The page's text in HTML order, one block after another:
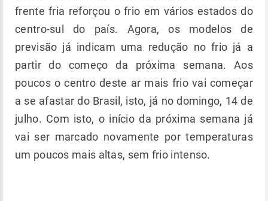
frente fria reforçou o frio em vários estados do
centro-sul do país. Agora, os modelos de
previsão já indicam uma redução no frio já a
partir do começo da próxima semana. Aos
poucos o centro deste ar mais frio vai começar
a se afastar do Brasil, isto, já no domingo, 14 de
julho. Com isto, o início da próxima semana já
vai ser marcado novamente por temperaturas
um poucos mais altas, sem frio intenso.